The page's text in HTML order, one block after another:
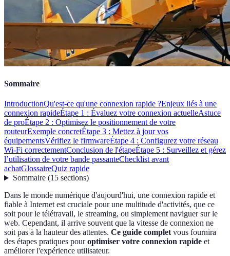
Sommaire
IntroductionQu'est-ce qu'une connexion rapide ?Enjeux liés à une
connexion rapideÉtape 1 : Évaluez votre connexion actuelleAstuce
de proÉtape 2 : Optimisez le positionnement de votre
routeurExemple concretÉtape 3 : Mettez à jour vos
équipementsVérifiez le firmwareÉtape 4 : Configurez votre réseau
Wi-Fi correctementConclusion de l'étapeÉtape 5 : Surveillez et gérez
l’utilisation de votre bande passanteChecklist avant
achatGlossaireQuiz rapide
Sommaire(15 sections)
Dans le monde numérique d'aujourd'hui, une connexion rapide et
fiable à Internet est cruciale pour une multitude d'activités, que ce
soit pour le télétravail, le streaming, ou simplement naviguer sur le
web. Cependant, il arrive souvent que la vitesse de connexion ne
soit pas à la hauteur des attentes. Ce guide completvous fournira
des étapes pratiques pouroptimiser votre connexion rapide et
améliorer l'expérience utilisateur.